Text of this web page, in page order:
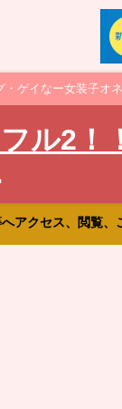
ゲイなー女装子オ
ル2！
アクセス、閲覧